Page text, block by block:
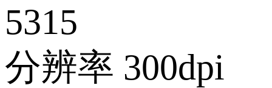
5315
分辨率 300dpi